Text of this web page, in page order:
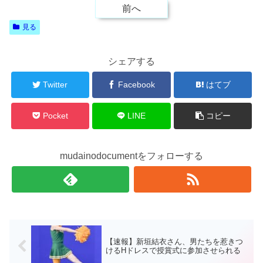
前へ
見る
シェアする
Twitter Facebook はてブ
Pocket LINE コピー
mudainodocumentをフォローする
【速報】新垣結衣さん、男たちを惹きつ
けるHドレスで授賞式に参加させられる